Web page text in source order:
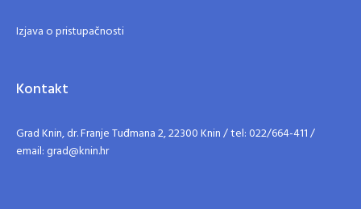
Izjava o pristupačnosti
Kontakt
Grad Knin, dr. Franje Tuđmana 2, 22300 Knin / tel: 022/664-411 /
email: grad@knin.hr